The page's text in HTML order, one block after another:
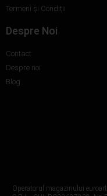
Termeni și Condiții
Despre Noi
Contact
Despre noi
Blog
Operatorul magazinului